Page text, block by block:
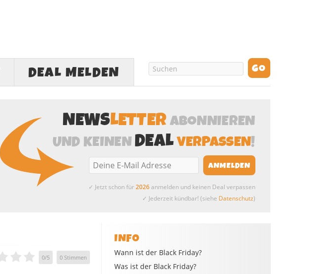
DEAL MELDEN
NEWSLETTERABONNIEREN
UND KEINENDEALVERPASSEN!
✓ Jetzt schon für2026anmelden und keinen Deal verpassen
✓ Jederzeit kündbar! (siehe Datenschutz)
0/5 0Stimmen
INFO
Wann ist der Black Friday?
Was ist der Black Friday?